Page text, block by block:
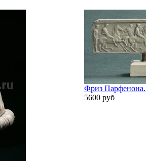
Фриз Парфенона.
5600 руб